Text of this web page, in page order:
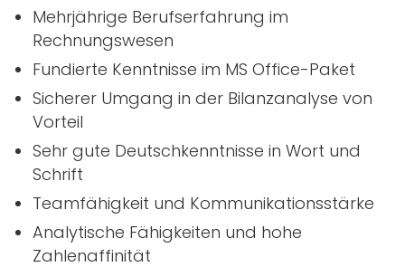
Mehrjährige Berufserfahrung im
Rechnungswesen
Fundierte Kenntnisse im MS Office-Paket
Sicherer Umgang in der Bilanzanalyse von
Vorteil
Sehr gute Deutschkenntnisse in Wort und
Schrift
Teamfähigkeit und Kommunikationsstärke
Analytische Fähigkeiten und hohe
Zahlenaffinität